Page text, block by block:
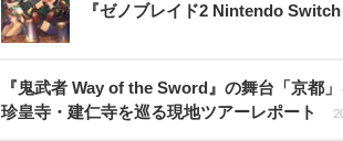
『ゼノブレイド2 Nintendo Switch
『鬼武者 Way of the Sword』の舞台「京都
珍皇寺・建仁寺を巡る現地ツアーレポート